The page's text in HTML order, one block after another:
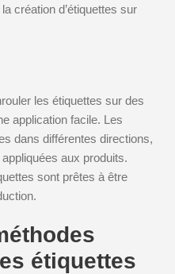
création d’étiquettes sur
les étiquettes sur des
application facile. Les
dans différentes directions,
aux produits.
sont prêtes à être
étiquettes